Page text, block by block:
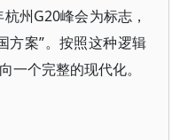
州G20峰会为标志，
方案”。按照这种逻辑
一个完整的现代化。